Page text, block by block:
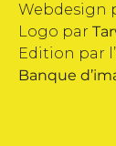
Webdesign
Logo par
Edition par
Banque